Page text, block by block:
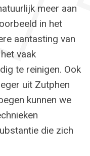
meer aan
in het
aantasting van
vaak
te reinigen. Ook
uit Zutphen
kunnen we
die zich